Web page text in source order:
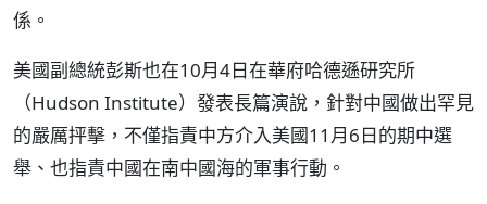
係。
美國副總統彭斯也在10月4日在華府哈德遜研究所
（Hudson Institute）發表長篇演說，針對中國做出罕見
的嚴厲抨擊，不僅指責中方介入美國11月6日的期中選
舉、也指責中國在南中國海的軍事行動。